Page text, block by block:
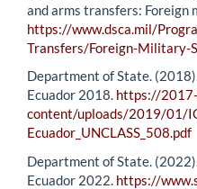
and arms transfers: Foreign
https://www.dsca.mil/
Transfers/Foreign-Military-
Department of State.
Ecuador 2018. https://
content/uploads/2019/01/
Ecuador_UNCLASS_508.pdf
Department of State.
Ecuador 2022. https://